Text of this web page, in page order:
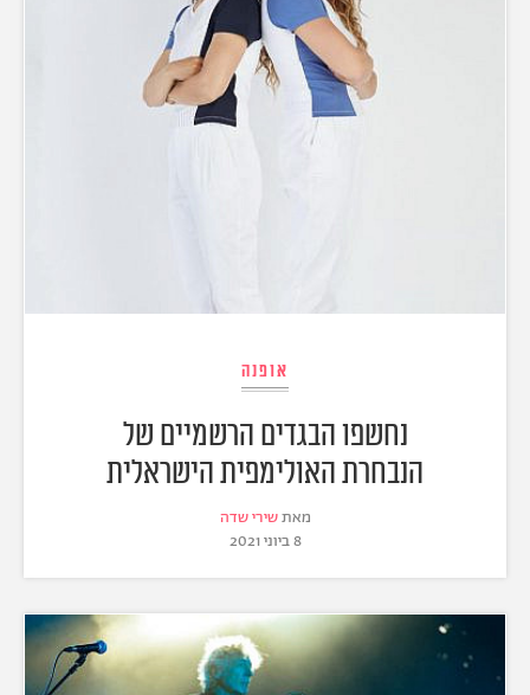
אופנה
נחשפו הבגדים הרשמיים של
הנבחרת האולימפית הישראלית
מאתשירי שדה
8 ביוני 2021